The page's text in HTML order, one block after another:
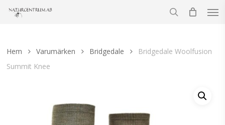
Skip
Hem Varumärken Bridgedale
Bridgedale Woolfusion
Summit Knee